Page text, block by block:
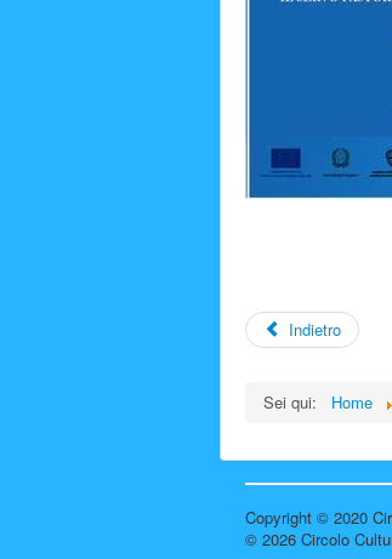
Indietro
Sei qui: Home
Copyright © 2020
© 2026 Circolo